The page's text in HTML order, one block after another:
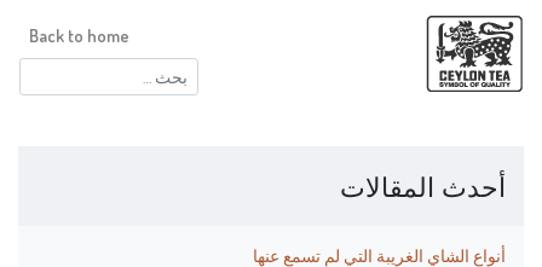
البحث
عن:
Back to home
أحدث المقالات
أنواع الشاي الغريبة التي لم تسمع عنها